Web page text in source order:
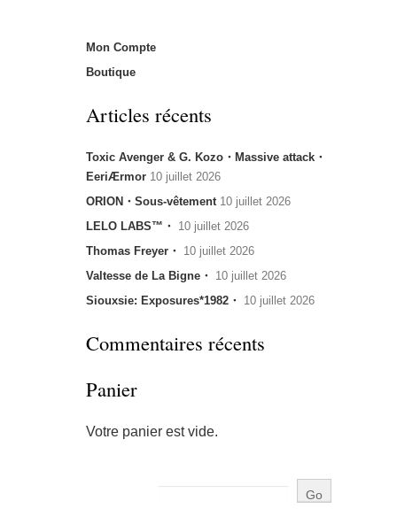
Mon Compte
Boutique
Articles récents
Toxic Avenger & G. Kozo・Massive attack・
EeriÆrmor 10 juillet 2026
ORION・Sous-vêtement 10 juillet 2026
LELO LABS™・ 10 juillet 2026
Thomas Freyer・ 10 juillet 2026
Valtesse de La Bigne・ 10 juillet 2026
Siouxsie: Exposures*1982・ 10 juillet 2026
Commentaires récents
Panier
Votre panier est vide.